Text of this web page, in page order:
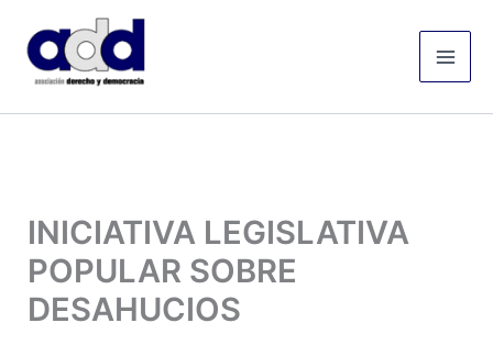
contenido
INICIATIVA LEGISLATIVA
POPULAR SOBRE
DESAHUCIOS